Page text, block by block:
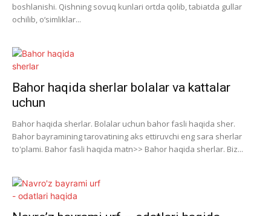
boshlanishi. Qishning sovuq kunlari ortda qolib, tabiatda gullar
ochilib, o‘simliklar...
Bahor haqida sherlar bolalar va kattalar
uchun
Bahor haqida sherlar. Bolalar uchun bahor fasli haqida sher.
Bahor bayramining tarovatining aks ettiruvchi eng sara sherlar
to'plami. Bahor fasli haqida matn>> Bahor haqida sherlar. Biz...